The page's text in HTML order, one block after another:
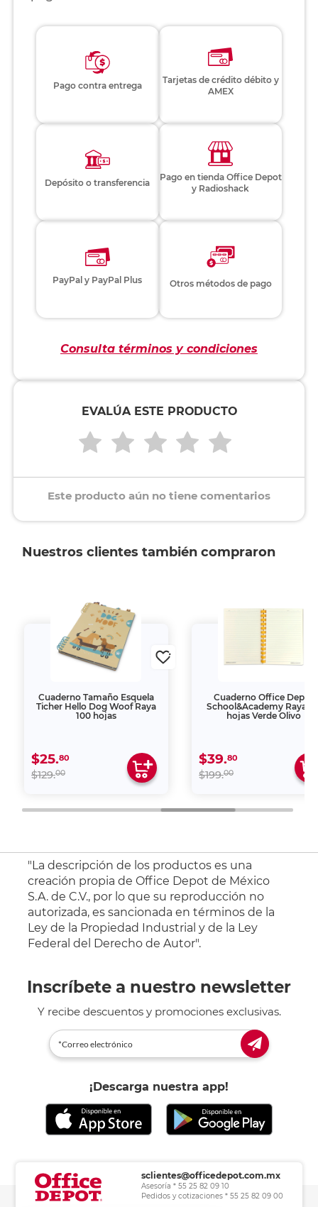
Pago contra entrega
Tarjetas de crédito débito y
AMEX
Depósito o transferencia
Pago en tienda Office Depot
y Radioshack
PayPal y PayPal Plus Otros métodos de pago
Consulta términos y condiciones
EVALÚA ESTE PRODUCTO
Este producto aún no tiene comentarios
Nuestros clientes también compraron
Cuaderno Tamaño Esquela
Ticher Hello Dog Woof Raya
100 hojas
$25.80
$129.00
Cuaderno Office Depot
School&Academy Raya
hojas Verde Olivo
$39.80
$199.00
"La descripción de los productos es una
creación propia de Office Depot de México
S.A. de C.V., por lo que su reproducción no
autorizada, es sancionada en términos de la
Ley de la Propiedad Industrial y de la Ley
Federal del Derecho de Autor".
Inscríbete a nuestro newsletter
Y recibe descuentos y promociones exclusivas.
¡Descarga nuestra app!
sclientes@officedepot.com.mx
Asesoría * 55 25 82 09 10
Pedidos y cotizaciones * 55 25 82 09 00